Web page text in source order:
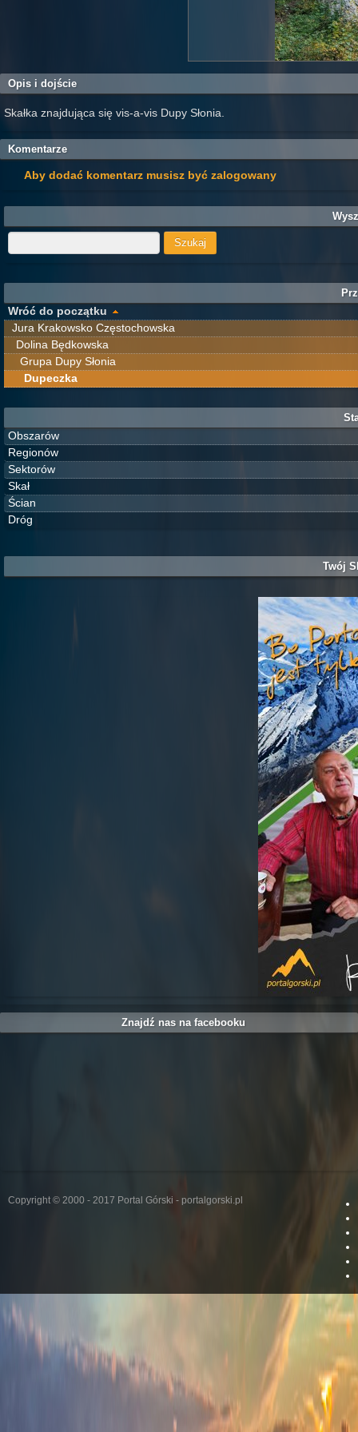
Opis i dojście
Skałka znajdująca się vis-a-vis Dupy Słonia.
Komentarze
Aby dodać komentarz musisz być zalogowany
Wróć do początku
Jura Krakowsko Częstochowska
Dolina Będkowska
Grupa Dupy Słonia
Dupeczka
Obszarów
Regionów
Sektorów
Skał
Ścian
Dróg
Twój
Znajdź nas na facebooku
Copyright © 2000 - 2017 Portal Górski - portalgorski.pl